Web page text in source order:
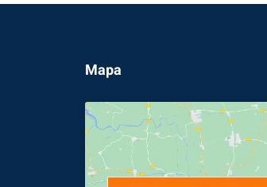
Mapa